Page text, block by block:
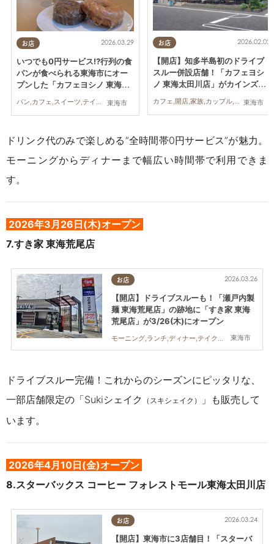
お店
東海市
2026.03.29
いつでも0円サービス!?行列の食
パンが食べられる東海市にオー
プンした「カフェヨシノ 東海太
お店
東海市
2026.02.02
【開店】知多半島初のドライブ
スルー併設店舗！「カフェヨシ
ノ 東海太田川店」がカインズ敷
地内に3/25(水)オープン
カフェ,開店,家族,カップル,おひとりさま,友人
ドリンク代のみで楽しめる“全時間帯0円サービス”が魅力。
モーニングからディナーまで幅広い時間帯で利用できま
す。
2026年3月26日(木)オープン
7.すき家 東海荒尾店
お店
東海市
2026.03.26
【開店】ドライブスルーも！「瀬戸内製
麺 東海荒尾店」の跡地に「すき家 東海
荒尾店」が3/26(木)にオープン
ドライブスルー完備！これからのシーズンにピッタリな、
一部店舗限定の「Sukiシェイク
（スキシェイク）
」も販売して
います。
2026年4月10日(金)オープン
8.スターバックス コーヒー フォレストモール東海太田川店
お店 2026.03.24
【開店】東海市に3店舗目！「スターバ